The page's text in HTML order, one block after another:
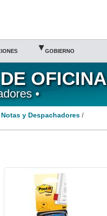
TI
▾ GOBIERNO
OFICINA
•
Notas y Despachadores /